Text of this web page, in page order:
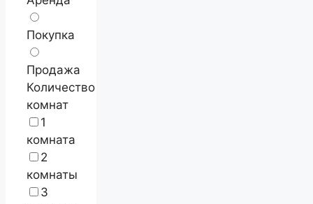
Покупка
Продажа
Количество
комнат
1
комната
2
комнаты
3